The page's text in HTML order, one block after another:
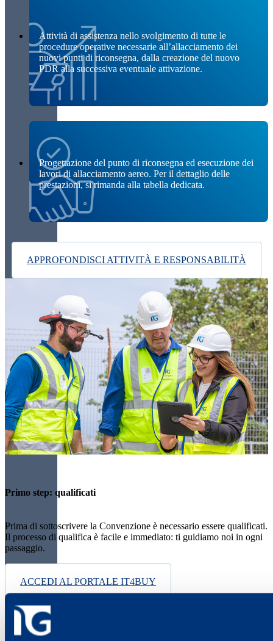
Attività di assistenza nello svolgimento di tutte le
procedure operative necessarie all’allacciamento dei
nuovi punti di riconsegna, dalla creazione del nuovo
PDR alla successiva eventuale attivazione.
Progettazione del punto di riconsegna ed esecuzione dei
lavori di allacciamento aereo. Per il dettaglio delle
prestazioni, si rimanda alla tabella dedicata.
APPROFONDISCI ATTIVITÀ E RESPONSABILITÀ
Primo step: qualificati
Prima di sottoscrivere la Convenzione è necessario essere qualificati.
Il processo di qualifica è facile e immediato: ti guidiamo noi in ogni
passaggio.
ACCEDI AL PORTALE IT4BUY